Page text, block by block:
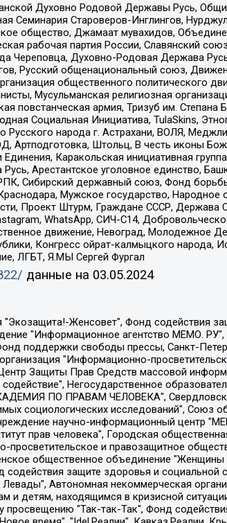
Духовно Родовой Державы Русь,
Семинария Староверов-Инглингов,
общество, Джамаат мувахидов,
рабочая партия России, Славянский
Череповца, Духовно-Родовая Держава
Русский общенациональный союз,
общественного политического
Мусульманская религиозная
повстанческая армия, Тризуб им. Степана
Социальная Инициатива, TulaSkins,
народа г. Астрахани, ВОЛЯ,
Артподготовка, Штольц, В честь иконы
Каракольская инициативная
Арестантское уголовное единство,
Сибирский державный союз, Фонд
Мужское государство,
Проект Штурм, Граждане СССР, Держава
WhatsApp, СИЧ-С14,
движение, Невоград, Молодежное
Конгресс ойрат-калмыцкого народа,
ЛГБТ, Я.МЫ Сергей Фургал
данные на 03.05.2024
Некоммерческая организация "Фонд по борьбе с коррупцией", Автономная некоммерческая организация "Институт права и публичной политики", Баданин Роман Сергеевич, Гликин Максим Александрович, Железнова Мария Михайловна, Лукьянова Юлия Сергеевна, Маетная Елизавета Витальевна, Маняхин Петр Борисович, Чуракова Ольга Владимировна, Ярош Юлия Петровна, Юридическое лицо "The Insider SIA", зарегистрированное в Риге, Латвийская Республика (дата регистрации 26.06.2015), являющееся администратором доменного имени интернет-издания "The Insider SIA", https://theins.ru, Постернак Алексей Евгеньевич, Рубин Михаил Аркадьевич, Анин Роман Александрович, Юридическое лицо Istories fonds, зарегистрированное в Латвийской Республике (регистрационный номер 50008295751, дата регистрации 24.02.2020), Великовский Дмитрий Александрович, Долинина Ирина Николаевна, Мароховская Алеся Алексеевна, Шлейнов Роман Юрьевич, Шмагун Олеся Валентиновна, Общество с ограниченной ответственностью "Альтаир 2021", Общество с ограниченной ответственностью "Вега 2021", Общество с ограниченной ответственностью "Главный редактор 2021", Общество с ограниченной ответственностью "Ромашки монолит", Важенков Артем Валерьевич, Ивановская областная общественная организация "Центр гендерных исследований", Гурман Юрий Альбертович, Медиапроект "ОВД-Инфо", Егоров Владимир Владимирович, Жилинский Владимир Александрович, Общество с ограниченной ответственностью "ЗП", Иванова София Юрьевна, Карезина Инна Павловна, Кильтау Екатерина Викторовна, Петров Алексей Викторович, Пискунов Сергей Евгеньевич, Смирнов Сергей Сергеевич, Тихонов Михаил Сергеевич, Общество с ограниченной ответственностью "ЖУРНАЛИСТ-ИНОСТРАННЫЙ АГЕНТ", Арапова Галина Юрьевна, Вольтская Татьяна Анатольевна, Американская компания "Mason G.E.S. Anonymous Foundation" (США), являющаяся владельцем интернет-издания https://mnews.world/, Компания "Stichting Bellingcat", зарегистрированная в Нидерландах (дата регистрации 11.07.2018), Захаров Андрей Вячеславович, Клепиковская Екатерина Дмитриевна, Общество с ограниченной ответственностью "МЕМО", Перл Роман Александрович, Симонов Евгений Алексеевич, Соловьева Елена Анатольевна, Сотников Даниил Владимирович, Сурначева Елизавета Дмитриевна, Автономная некоммерческая организация по защите прав человека и информированию населения "Якутия – Наше Мнение", Общество с ограниченной ответственностью "Москоу диджитал медиа", с 26.01.2023 Общество с ограниченной ответственностью "Чайка Белые сады", Ветошкина Валерия Валерьевна, Заговора Максим Александрович, Межрегиональное общественное движение "Российская ЛГБТ - сеть", Оленичев Максим